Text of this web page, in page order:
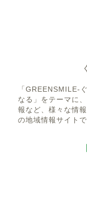
「GREENSMILE-
なる」をテーマに
報など、様々な情
の地域情報サイトで